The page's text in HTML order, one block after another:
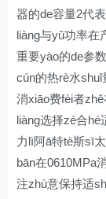
器的de容量2代
liàng与yǔ功率在
重要yào的de参
cún的热rè水shuǐ
消xiāo费fèi者
liàng选择zé合hé
力lì阿ā特tè斯sī
bān在0610MPa
注zhù意保持适